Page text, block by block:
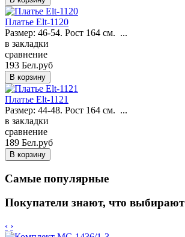
Платье Elt-1120
Размер: 46-54. Рост 164 см. ...
в закладки
сравнение
193 Бел.руб
Платье Elt-1121
Размер: 44-48. Рост 164 см. ...
в закладки
сравнение
189 Бел.руб
Самые популярные
Покупатели знают, что выбирают
‹ ›